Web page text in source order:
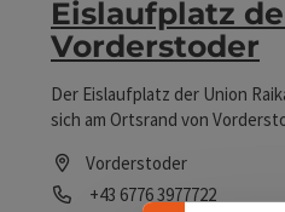
Eislaufplatz
Vorderstoder
Der Eislaufplatz der Union
sich am Ortsrand von
Vorderstoder
Telefon
+43 6776 3977722